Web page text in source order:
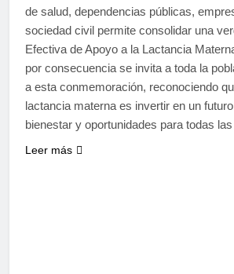
de salud, dependencias públicas,
sociedad civil permite consolidar una
Efectiva de Apoyo a la Lactancia
por consecuencia se invita a toda la
a esta conmemoración, reconociendo
lactancia materna es invertir en un
bienestar y oportunidades para todas
Leer más